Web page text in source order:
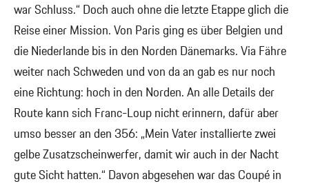
war Schluss.“ Doch auch ohne die letzte Etappe glich die
Reise einer Mission. Von Paris ging es über Belgien und
die Niederlande bis in den Norden Dänemarks. Via Fähre
weiter nach Schweden und von da an gab es nur noch
eine Richtung: hoch in den Norden. An alle Details der
Route kann sich Franc-Loup nicht erinnern, dafür aber
umso besser an den 356: „Mein Vater installierte zwei
gelbe Zusatzscheinwerfer, damit wir auch in der Nacht
gute Sicht hatten.“ Davon abgesehen war das Coupé in